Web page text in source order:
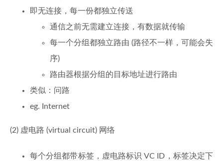
即无连接，每一份都独立传送
通信之前无需建立连接，有数据就传输
每一个分组都独立路由 (路径不一样，可能会失
序)
路由器根据分组的目标地址进行路由
类似：问路
eg. Internet
(2) 虚电路 (virtual circuit) 网络
每个分组都带标签，虚电路标识 VC ID，标签决定下